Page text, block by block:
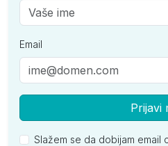
Email
Prijavi
Slažem se da dobijam email